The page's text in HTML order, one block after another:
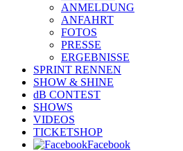
ANMELDUNG
ANFAHRT
FOTOS
PRESSE
ERGEBNISSE
SPRINT RENNEN
SHOW & SHINE
dB CONTEST
SHOWS
VIDEOS
TICKETSHOP
Facebook